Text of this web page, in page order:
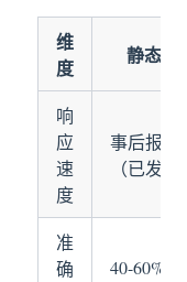
维
度
静态阈
响
应
速
度
事后报警
（已发生
准
确
40-60%